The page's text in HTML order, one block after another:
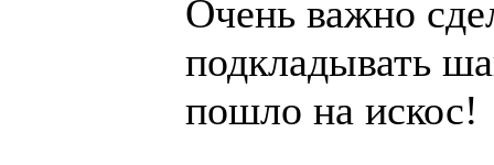
Очень важно
подкладывать
пошло на искос!